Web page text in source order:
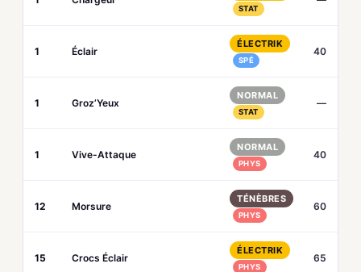
STAT
1 Éclair
ÉLECTRIK
SPÉ
40
1 Groz’Yeux
NORMAL
STAT
—
1 Vive-Attaque
NORMAL
PHYS
40
12 Morsure
TÉNÈBRES
PHYS
60
15 Crocs Éclair
ÉLECTRIK
PHYS
65